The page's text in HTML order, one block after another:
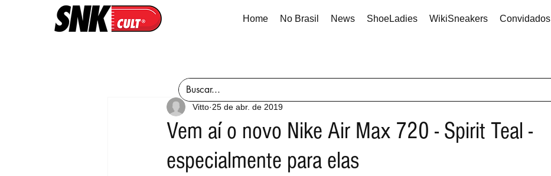
Home No Brasil News ShoeLadies WikiSneakers Convidados
Vem aí o novo Nike Air Max 720 - Spirit Teal -
especialmente para elas
Vitto 25 de abr. de 2019